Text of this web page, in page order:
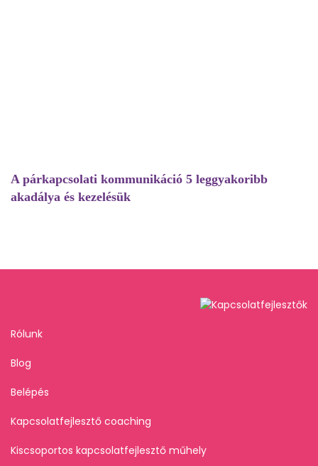
A párkapcsolati kommunikáció 5 leggyakoribb
akadálya és kezelésük
Rólunk
Blog
Belépés
Kapcsolatfejlesztő coaching
Kiscsoportos kapcsolatfejlesztő műhely